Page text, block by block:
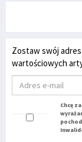
Zostaw swój
wartościowych
Chcę